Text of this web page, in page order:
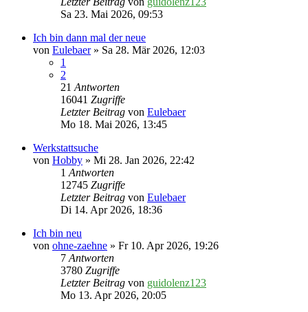
Sa 23. Mai 2026, 09:53
Ich bin dann mal der neue
von Eulebaer» Sa 28. Mär 2026, 12:03
1
2
21Antworten
16041 Zugriffe
Letzter Beitrag von Eulebaer
Mo 18. Mai 2026, 13:45
Werkstattsuche
von Hobby » Mi 28. Jan 2026, 22:42
1Antworten
12745 Zugriffe
Letzter Beitrag von Eulebaer
Di 14. Apr 2026, 18:36
Ich bin neu
von ohne-zaehne » Fr 10. Apr 2026, 19:26
7Antworten
3780 Zugriffe
Letzter Beitrag von guidolenz123
Mo 13. Apr 2026, 20:05